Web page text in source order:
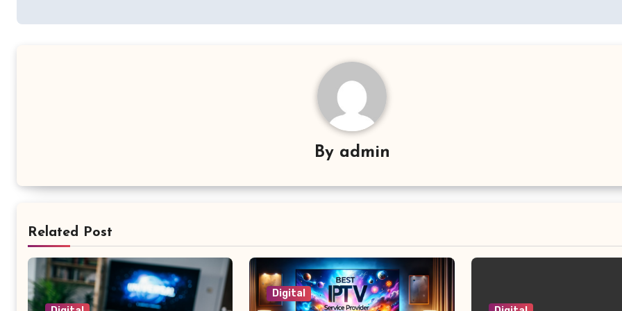
By admin
Related Post
Digital